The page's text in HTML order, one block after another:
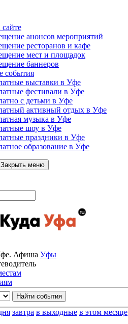
анонсов мероприятий
ресторанов и кафе
мест и площадок
баннеров
события
выставки в Уфе
фестивали в Уфе
с детьми в Уфе
активный отдых в Уфе
музыка в Уфе
шоу в Уфе
праздники в Уфе
образование в Уфе
Закрыть меню
Афиша Уфы
завтра в выходные в этом месяце